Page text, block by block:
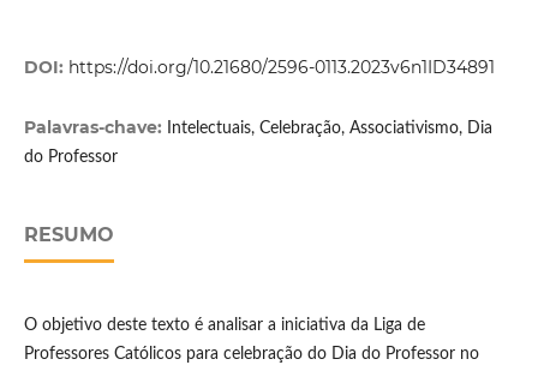
DOI: https://doi.org/10.21680/2596-0113.2023v6n1ID34891
Palavras-chave:
Intelectuais, Celebração, Associativismo, Dia
do Professor
RESUMO
O objetivo deste texto é analisar a iniciativa da Liga de
Professores Católicos para celebração do Dia do Professor no